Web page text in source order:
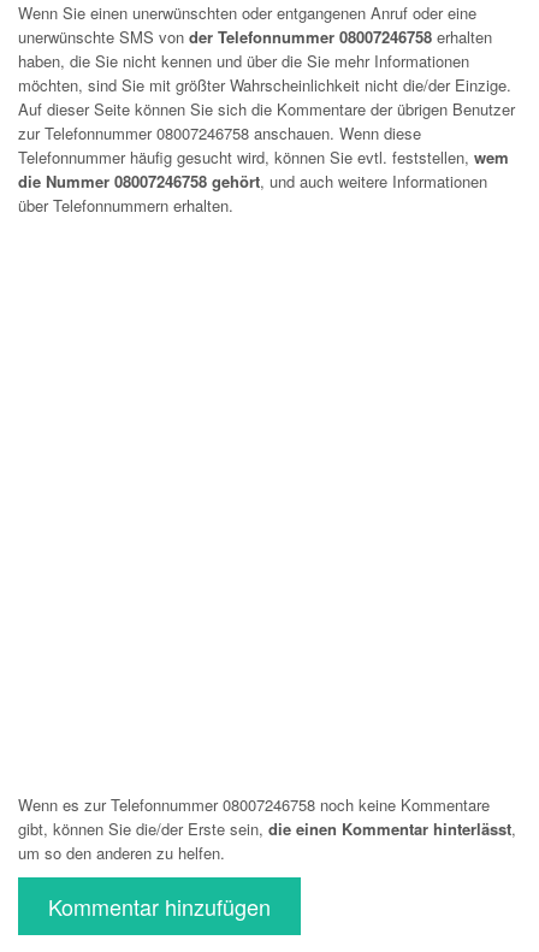
Wenn Sie einen unerwünschten oder entgangenen Anruf oder eine
unerwünschte SMS von der Telefonnummer 08007246758 erhalten
haben, die Sie nicht kennen und über die Sie mehr Informationen
möchten, sind Sie mit größter Wahrscheinlichkeit nicht die/der Einzige.
Auf dieser Seite können Sie sich die Kommentare der übrigen Benutzer
zur Telefonnummer08007246758 anschauen. Wenn diese
Telefonnummer häufig gesucht wird, können Sie evtl. feststellen, wem
die Nummer 08007246758 gehört, und auch weitere Informationen
über Telefonnummern erhalten.
Wenn es zur Telefonnummer 08007246758 noch keine Kommentare
gibt, können Sie die/der Erste sein, die einen Kommentar hinterlässt,
um so den anderen zu helfen.
Kommentar hinzufügen